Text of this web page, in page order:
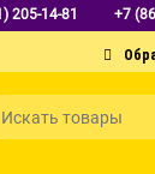
205-14-81 +7